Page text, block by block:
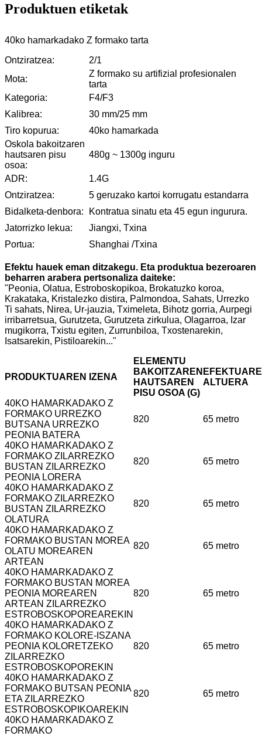
Produktuen etiketak
40ko hamarkadako Z formako tarta
Ontziratzea:
2/1
Mota:
Z formako su artifizial profesionalen
tarta
Kategoria:
F4/F3
Kalibrea:
30 mm/25 mm
Tiro kopurua:
40ko hamarkada
Oskola bakoitzaren
hautsaren pisu
osoa:
480g ~ 1300g inguru
ADR:
1.4G
Ontziratzea:
5 geruzako kartoi korrugatu estandarra
Bidalketa-denbora:
Kontratua sinatu eta 45 egun ingurura.
Jatorrizko lekua:
Jiangxi, Txina
Portua:
Shanghai /Txina
Efektu hauek eman ditzakegu. Eta produktua bezeroaren
beharren arabera pertsonaliza daiteke:
"Peonia, Olatua, Estroboskopikoa, Brokatuzko koroa,
Krakataka, Kristalezko distira, Palmondoa, Sahats, Urrezko
Ti sahats, Nirea, Ur-jauzia, Tximeleta, Bihotz gorria, Aurpegi
irribarretsua, Gurutzeta, Gurutzeta zirkulua, Olagarroa, Izar
mugikorra, Txistu egiten, Zurrunbiloa, Txostenarekin,
Isatsarekin, Pistiloarekin..."
PRODUKTUAREN IZENA
ELEMENTU
BAKOITZAREN
HAUTSAREN
PISU OSOA (G)
ALTUERA
40KO HAMARKADAKO Z
FORMAKO URREZKO
BUTSANA URREZKO
PEONIA BATERA
820 65 metro
40KO HAMARKADAKO Z
FORMAKO ZILARREZKO
BUSTAN ZILARREZKO
PEONIA LORERA
820 65 metro
40KO HAMARKADAKO Z
FORMAKO ZILARREZKO
BUSTAN ZILARREZKO
OLATURA
820 65 metro
40KO HAMARKADAKO Z
FORMAKO BUSTAN MOREA
OLATU MOREAREN
ARTEAN
820 65 metro
40KO HAMARKADAKO Z
FORMAKO BUSTAN MOREA
PEONIA MOREAREN
ARTEAN ZILARREZKO
ESTROBOSKOPOREAREKIN
820 65 metro
40KO HAMARKADAKO Z
FORMAKO KOLORE-ISZANA
PEONIA KOLORETZEKO
ZILARREZKO
ESTROBOSKOPOREKIN
820 65 metro
40KO HAMARKADAKO Z
FORMAKO BUTSAN PEONIA
ETA ZILARREZKO
ESTROBOSKOPIKOAREKIN
820 65 metro
40KO HAMARKADAKO Z
FORMAKO